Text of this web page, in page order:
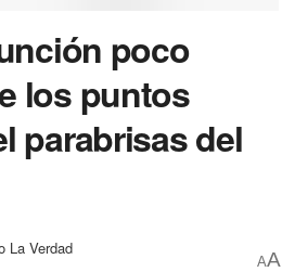
poco
los puntos
parabrisas del
La Verdad
AA